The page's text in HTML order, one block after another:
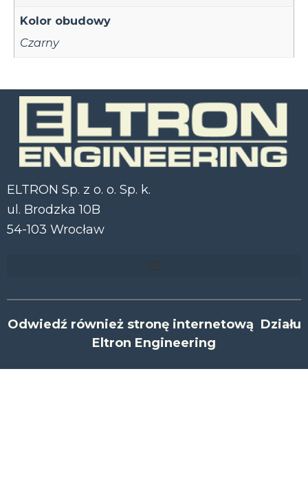
Kolor obudowy
Czarny
ELTRON Sp. z o. o. Sp. k.
ul. Brodzka 10B
54-103 Wrocław
Odwiedź również stronę internetową Działu
Eltron Engineering